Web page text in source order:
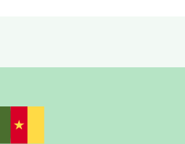
cela peut varier selon
son code PIN, le
pour accéder